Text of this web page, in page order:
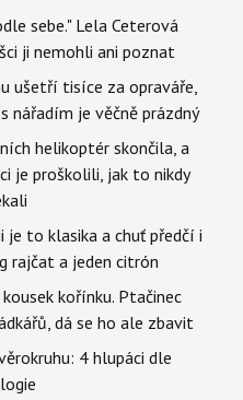
sebe." Lela Ceterová
ji nemohli ani poznat
ušetří tisíce za opraváře,
nářadím je věčně prázdný
helikoptér skončila, a
je proškolili, jak to nikdy
to klasika a chuť předčí i
rajčat a jeden citrón
kořínku. Ptačinec
dá se ho ale zbavit
4 hlupáci dle